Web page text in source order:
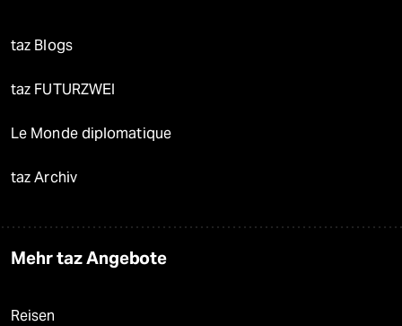
taz Blogs
taz FUTURZWEI
Le Monde diplomatique
taz Archiv
Mehr taz Angebote
Reisen